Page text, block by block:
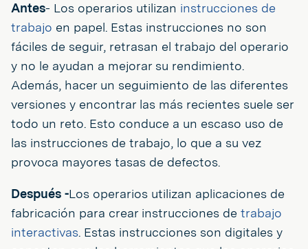
Antes- Los operarios utilizan instrucciones de
trabajo en papel. Estas instrucciones no son
fáciles de seguir, retrasan el trabajo del operario
y no le ayudan a mejorar su rendimiento.
Además, hacer un seguimiento de las diferentes
versiones y encontrar las más recientes suele ser
todo un reto. Esto conduce a un escaso uso de
las instrucciones de trabajo, lo que a su vez
provoca mayores tasas de defectos.
Después -Los operarios utilizan aplicaciones de
fabricación para crear instrucciones de trabajo
interactivas. Estas instrucciones son digitales y